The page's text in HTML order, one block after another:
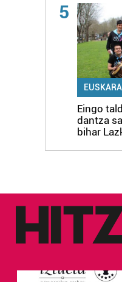
5
EUSKARA
Eingo
dantza
bihar